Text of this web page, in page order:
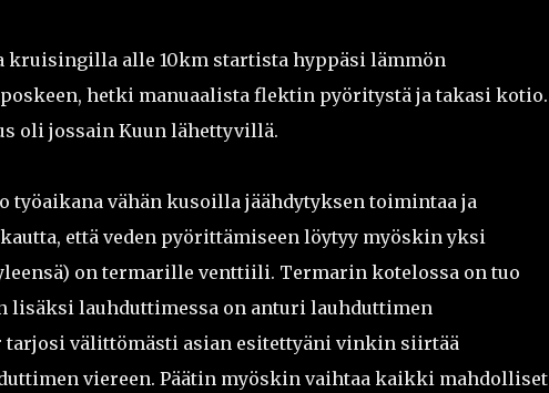
kruisingilla alle 10km startista hyppäsi lämmön
hetki manuaalista flektin pyöritystä ja takasi kotio.
oli jossain Kuun lähettyvillä.
työaikana vähän kusoilla jäähdytyksen toimintaa ja
että veden pyörittämiseen löytyy myöskin yksi
on termarille venttiili. Termarin kotelossa on tuo
lisäksi lauhduttimessa on anturi lauhduttimen
välittömästi asian esitettyäni vinkin siirtää
viereen. Päätin myöskin vaihtaa kaikki mahdolliset